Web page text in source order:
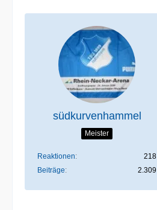
südkurvenhammel
Meister
Reaktionen
218
Beiträge
2.309